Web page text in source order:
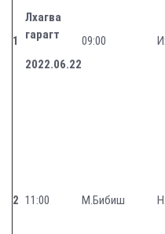
1
Лхагва
гарагт
2022.06.22
09:00
2 11:00 М.Бибиш